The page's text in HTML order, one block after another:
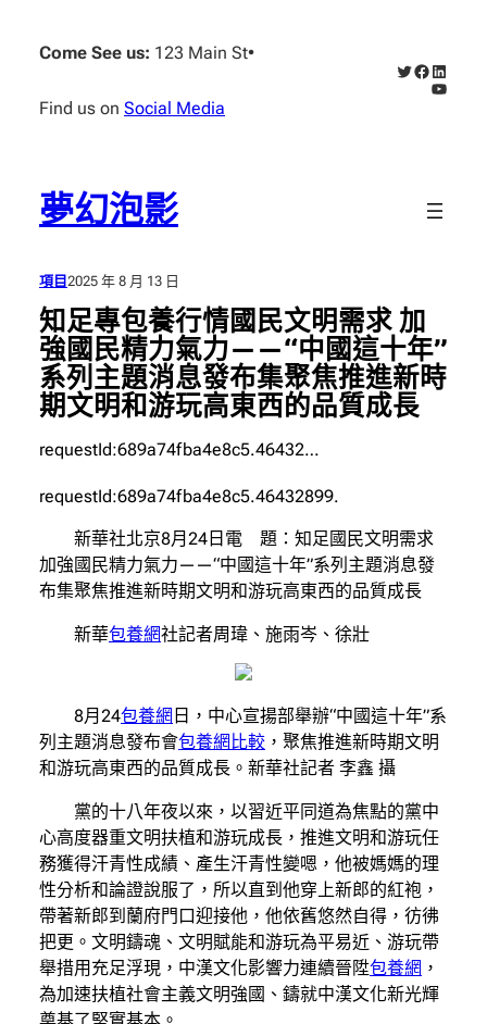
Come See us: 123 Main St•
Find us on Social Media
X Facebook
夢幻泡影
項目 2025 年 8 月 13 日
知足專包養行情國民文明需求 加
強國民精力氣力——“中國這十年”
系列主題消息發布集聚焦推進新時
期文明和游玩高東西的品質成長
requestId:689a74fba4e8c5.46432…
requestId:689a74fba4e8c5.46432899.
新華社北京8月24日電 題：知足國民文明需求
加強國民精力氣力——“中國這十年”系列主題消息發
布集聚焦推進新時期文明和游玩高東西的品質成長
新華包養網社記者周瑋、施雨岑、徐壯
8月24包養網 日，中心宣揚部舉辦“中國這十年”系
列主題消息發布會包養網比較 ，聚焦推進新時期文明
和游玩高東西的品質成長。新華社記者 李鑫 攝
黨的十八年夜以來，以習近平同道為焦點的黨中
心高度器重文明扶植和游玩成長，推進文明和游玩任
務獲得汗青性成績、產生汗青性變嗯，他被媽媽的理
性分析和論證說服了，所以直到他穿上新郎的紅袍，
帶著新郎到蘭府門口迎接他，他依舊悠然自得，彷彿
把更。文明鑄魂、文明賦能和游玩為平易近、游玩帶
舉措用充足浮現，中漢文化影響力連續晉陞包養網 ，
為加速扶植社會主義文明強國、鑄就中漢文化新光輝
奠基了堅實基本。